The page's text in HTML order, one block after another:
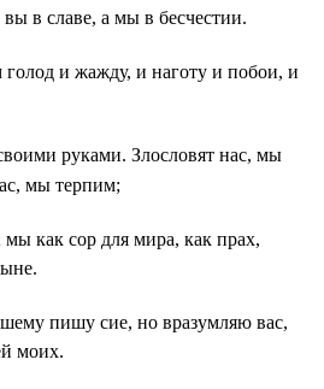
в славе, а мы в бесчестии.
и жажду, и наготу и побои, и
руками. Злословят нас, мы
мы терпим;
как сор для мира, как прах,
пишу сие, но вразумляю вас,
моих.